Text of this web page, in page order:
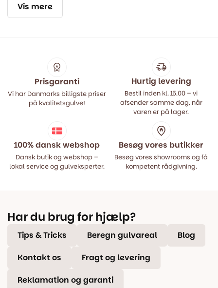
Vis mere
Prisgaranti
Vi har Danmarks billigste priser
på kvalitetsgulve!
Hurtig levering
Bestil inden kl. 15.00 – vi
afsender samme dag, når
varen er på lager.
100% dansk webshop
Dansk butik og webshop –
lokal service og gulveksperter.
Besøg vores butikker
Besøg vores showrooms og få
kompetent rådgivning.
Har du brug for hjælp?
Tips & Tricks Beregn gulvareal Blog
Kontakt os Fragt og levering
Reklamation og garanti